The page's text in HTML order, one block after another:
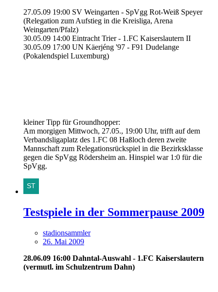
27.05.09 19:00 SV Weingarten - SpVgg Rot-Weiß Speyer
(Relegation zum Aufstieg in die Kreisliga, Arena
Weingarten/Pfalz)
30.05.09 14:00 Eintracht Trier - 1.FC Kaiserslautern II
30.05.09 17:00 UN Käerjéng '97 - F91 Dudelange
(Pokalendspiel Luxemburg)
kleiner Tipp für Groundhopper:
Am morgigen Mittwoch, 27.05., 19:00 Uhr, trifft auf dem
Verbandsligaplatz des 1.FC 08 Haßloch deren zweite
Mannschaft zum Relegationsrückspiel in die Bezirksklasse
gegen die SpVgg Rödersheim an. Hinspiel war 1:0 für die
SpVgg.
Testspiele in der Sommerpause 2009
stadionsammler
26. Mai 2009
28.06.09 16:00 Dahntal-Auswahl - 1.FC Kaiserslautern
(vermutl. im Schulzentrum Dahn)